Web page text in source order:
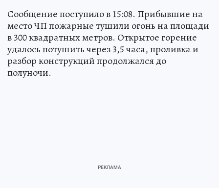
Сообщение поступило в 15:08. Прибывшие на
место ЧП пожарные тушили огонь на площади
в 300 квадратных метров. Открытое горение
удалось потушить через 3,5 часа, проливка и
разбор конструкций продолжался до
полуночи.